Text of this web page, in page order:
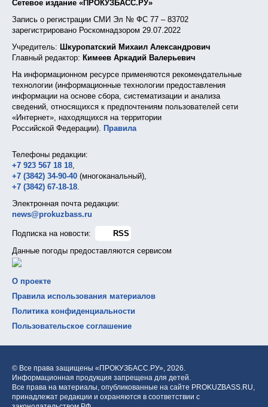
Сетевое издание «ПРОКУЗБАСС.РУ»
Запись о регистрации СМИ Эл № ФС 77 – 83702
зарегистрировано Роскомнадзором 29.07.2022
Учредитель: Шкуропатский Михаил Александрович
Главный редактор: Кимеев Аркадий Валерьевич
На информационном ресурсе применяются рекомендательные
технологии (информационные технологии предоставления
информации на основе сбора, систематизации и анализа
сведений, относящихся к предпочтениям пользователей сети
«Интернет», находящихся на территории
Российской Федерации). Правила
Телефоны редакции:
+7 923 567 18 18,
+7 (3842) 34-90-40 (многоканальный),
+7 (3842) 67-18-18.
Электронная почта редакции:
news@prokuzbass.ru
Подписка на новости:
RSS
Данные погоды предоставляются сервисом
О проекте
Правила использования материалов
Политика конфиденциальности
Пользовательское соглашение
© Все права защищены «ПРОКУЗБАСС.РУ», 2026.
Информационная продукция запрещена для детей.
Все права на материалы, опубликованные на сайте PROKUZBASS.RU,
принадлежат редакции и охраняются в соответствии с